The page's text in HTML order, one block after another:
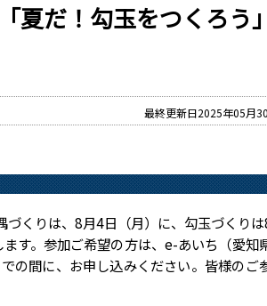
だ！勾玉をつくろう」
最終更新日2025年05月
くりは、8月4日（月）に、勾玉づくりは
す。参加ご希望の方は、e-あいち（愛知
の間に、お申し込みください。皆様のご